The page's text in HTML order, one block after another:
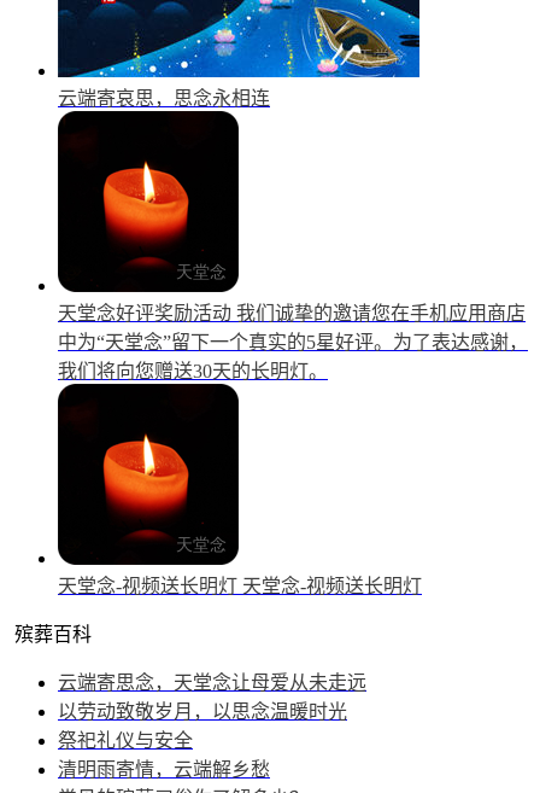
云端寄哀思，思念永相连
天堂念好评奖励活动 我们诚挚的邀请您在手机应用商店
中为“天堂念”留下一个真实的5星好评。为了表达感谢，
我们将向您赠送30天的长明灯。
天堂念-视频送长明灯 天堂念-视频送长明灯
殡葬百科
云端寄思念，天堂念让母爱从未走远
以劳动致敬岁月，以思念温暖时光
祭祀礼仪与安全
清明雨寄情，云端解乡愁